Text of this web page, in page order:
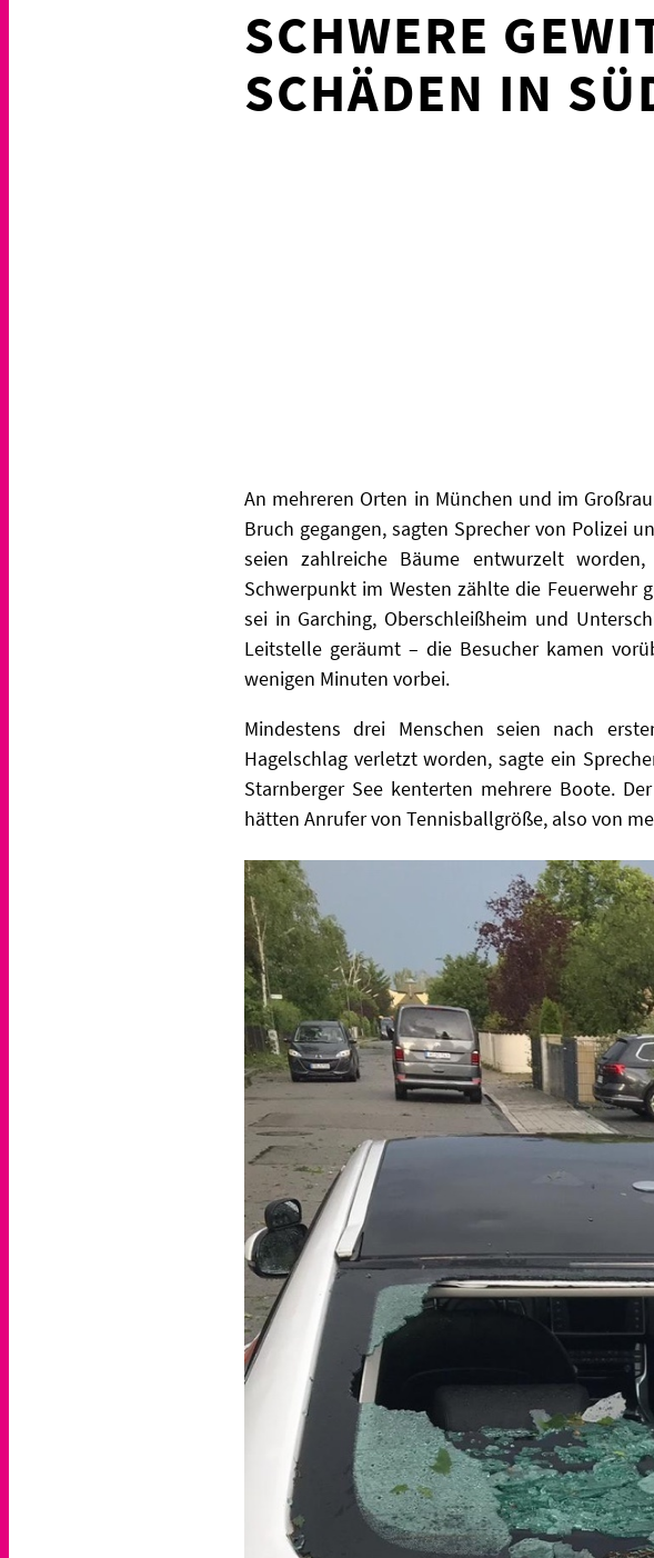
SCHWERE
SCHÄDEN IN
An mehreren Orten in München und im
Bruch gegangen, sagten Sprecher von Polizei
seien zahlreiche Bäume entwurzelt
Schwerpunkt im Westen zählte die Feuerwehr
sei in Garching, Oberschleißheim und
Leitstelle geräumt – die Besucher kamen
wenigen Minuten vorbei.
Mindestens drei Menschen seien nach
Hagelschlag verletzt worden, sagte ein
Starnberger See kenterten mehrere Boote.
hätten Anrufer von Tennisballgröße, also von